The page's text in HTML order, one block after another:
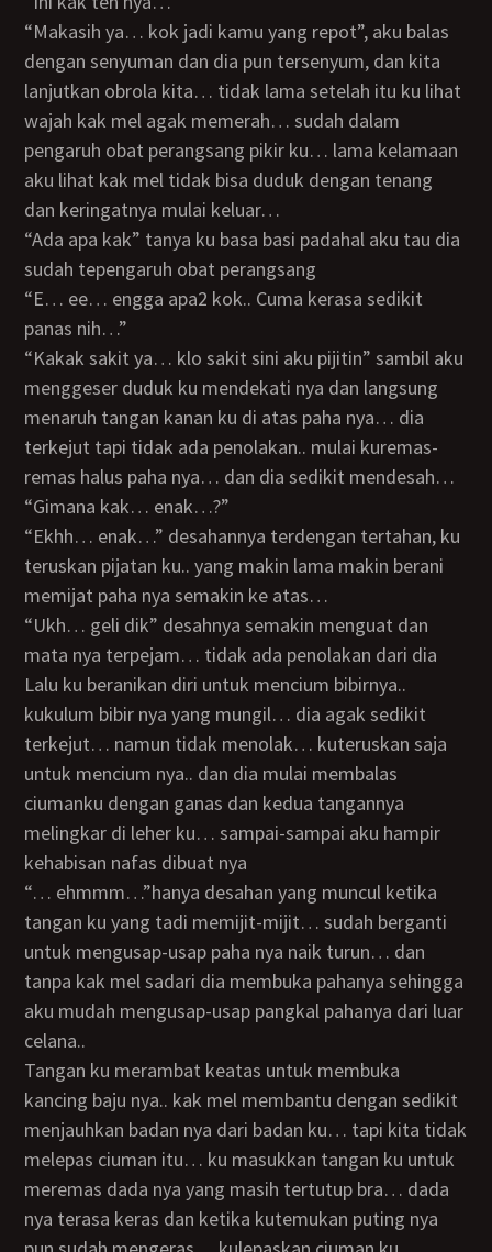
“makasih ya… kok jadi kamu yang repot”, aku balas
dengan senyuman dan dia pun tersenyum, dan kita
lanjutkan obrola kita… tidak lama setelah itu ku lihat
wajah kak mel agak memerah… sudah dalam
pengaruh obat perangsang pikir ku… lama kelamaan
aku lihat kak mel tidak bisa duduk dengan tenang
dan keringatnya mulai keluar…
“ada apa kak” tanya ku basa basi padahal aku tau dia
sudah tepengaruh obat perangsang
“e… ee… engga apa2 kok.. Cuma kerasa sedikit
panas nih…”
“kakak sakit ya… klo sakit sini aku pijitin” sambil aku
menggeser duduk ku mendekati nya dan langsung
menaruh tangan kanan ku di atas paha nya… dia
terkejut tapi tidak ada penolakan.. mulai kuremas-
remas halus paha nya… dan dia sedikit mendesah…
“gimana kak… enak…?”
“ekhh… enak…” desahannya terdengan tertahan, ku
teruskan pijatan ku.. yang makin lama makin berani
memijat paha nya semakin ke atas…
“ukh… geli dik” desahnya semakin menguat dan
mata nya terpejam… tidak ada penolakan dari dia
Lalu ku beranikan diri untuk mencium bibirnya..
kukulum bibir nya yang mungil… dia agak sedikit
terkejut… namun tidak menolak… kuteruskan saja
untuk mencium nya.. dan dia mulai membalas
ciumanku dengan ganas dan kedua tangannya
melingkar di leher ku… sampai-sampai aku hampir
kehabisan nafas dibuat nya
“… ehmmm…”hanya desahan yang muncul ketika
tangan ku yang tadi memijit-mijit… sudah berganti
untuk mengusap-usap paha nya naik turun… dan
tanpa kak mel sadari dia membuka pahanya sehingga
aku mudah mengusap-usap pangkal pahanya dari luar
celana..
Tangan ku merambat keatas untuk membuka
kancing baju nya.. kak mel membantu dengan sedikit
menjauhkan badan nya dari badan ku… tapi kita tidak
melepas ciuman itu… ku masukkan tangan ku untuk
meremas dada nya yang masih tertutup bra… dada
nya terasa keras dan ketika kutemukan puting nya